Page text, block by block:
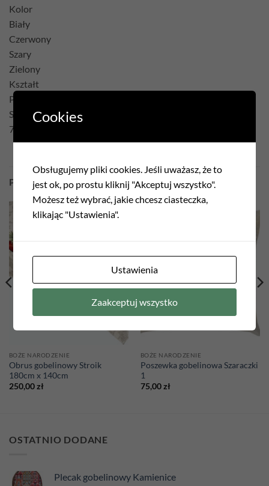
Kolor
Biały
Czerwony
Szary
Zielony
Kształt
Prostokąt
Skład
75% Poliester 22% Bawełna 3% Akryl
PODOBNE PRODUKTY
wishlist
BOŻE NARODZENIE
Obrus gobelinowy Stroik
180cm x 140cm
250,00zł
wishlist
BOŻE NARODZENIE
Poszewka gobelinowa Szaraczki
1
75,00zł
OSTATNIO DODANE
Plecak gobelinowy Kamienice
Cookies
Obsługujemy pliki cookies. Jeśli uważasz, że to
jest ok, po prostu kliknij "Akceptuj wszystko".
Możesz też wybrać, jakie chcesz ciasteczka,
klikając "Ustawienia".
Ustawienia
Zaakceptuj wszystko